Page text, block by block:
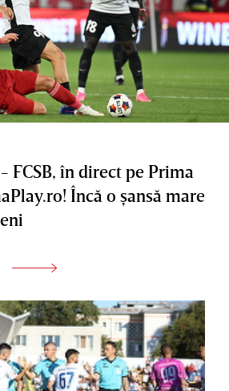
FCSB, în direct pe Prima
Încă o şansă mare